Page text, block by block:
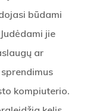
būdami
jie
ar
kompiuterio.